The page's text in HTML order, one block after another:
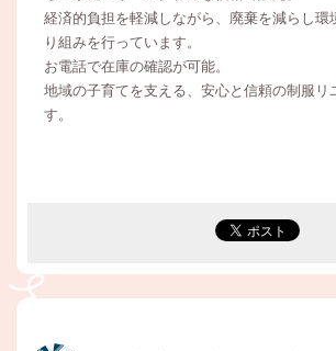
経済的負担を軽減しながら、廃棄を減らし環
り組みを行っています。
お電話で在庫の確認が可能。
地域の子育てを支える、安心と信頼の制服リ
す。